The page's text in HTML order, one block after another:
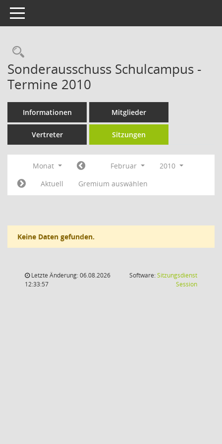
Toggle navigation
Rechercheauswahl
Sonderausschuss Schulcampus -
Termine 2010
Informationen Mitglieder
Vertreter Sitzungen
Monat Februar
2010
Aktuell
Gremium auswählen
Keine Daten gefunden.
Letzte Änderung: 06.08.2026
12:33:57
Software:Sitzungsdienst
Session(Wird in